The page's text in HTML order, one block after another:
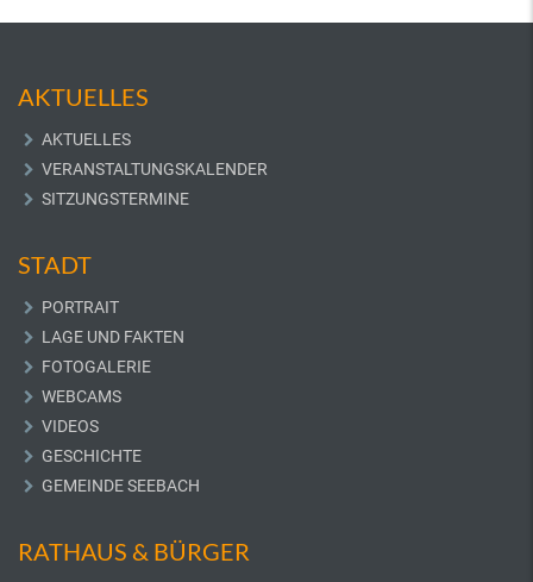
AKTUELLES
AKTUELLES
VERANSTALTUNGSKALENDER
SITZUNGSTERMINE
STADT
PORTRAIT
LAGE UND FAKTEN
FOTOGALERIE
WEBCAMS
VIDEOS
GESCHICHTE
GEMEINDE SEEBACH
RATHAUS & BÜRGER